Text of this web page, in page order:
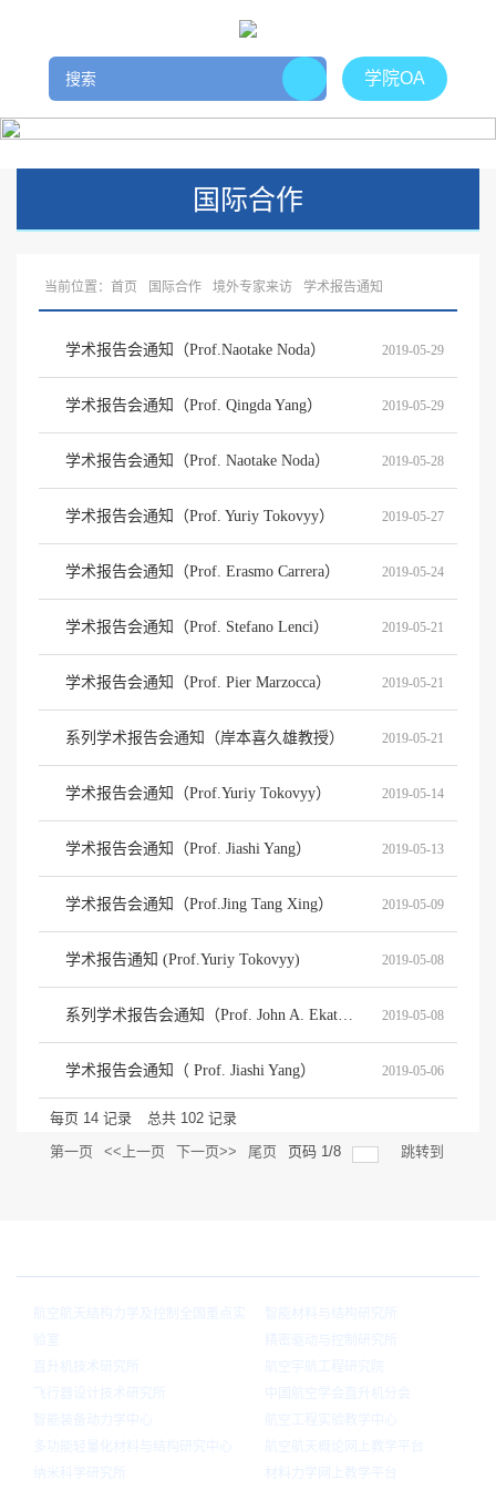
学院OA
国际合作
当前位置： 首页 国际合作 境外专家来访 学术报告通知
学术报告会通知（Prof.Naotake Noda） 2019-05-29
学术报告会通知（Prof. Qingda Yang） 2019-05-29
学术报告会通知（Prof. Naotake Noda） 2019-05-28
学术报告会通知（Prof. Yuriy Tokovyy） 2019-05-27
学术报告会通知（Prof. Erasmo Carrera） 2019-05-24
学术报告会通知（Prof. Stefano Lenci） 2019-05-21
学术报告会通知（Prof. Pier Marzocca） 2019-05-21
系列学术报告会通知（岸本喜久雄教授） 2019-05-21
学术报告会通知（Prof.Yuriy Tokovyy） 2019-05-14
学术报告会通知（Prof. Jiashi Yang） 2019-05-13
学术报告会通知（Prof.Jing Tang Xing） 2019-05-09
学术报告通知 (Prof.Yuriy Tokovyy) 2019-05-08
系列学术报告会通知（Prof. John A. Ekaterinaris） 2019-05-08
学术报告会通知（ Prof. Jiashi Yang） 2019-05-06
每页 14 记录 总共 102 记录
第一页
<<上一页 下一页>> 尾页 页码 1/8 跳转到